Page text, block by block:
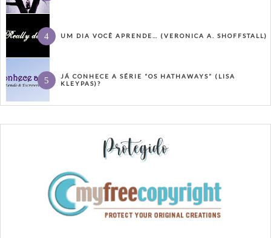
UM DIA VOCÊ APRENDE… (VERONICA A. SHOFFSTALL)
JÁ CONHECE A SÉRIE “OS HATHAWAYS” (LISA
KLEYPAS)?
Protegido